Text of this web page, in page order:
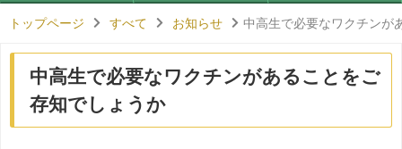
トップページ すべて お知らせ 中高生で必要なワクチンが
中高生で必要なワクチンがあることをご
存知でしょうか